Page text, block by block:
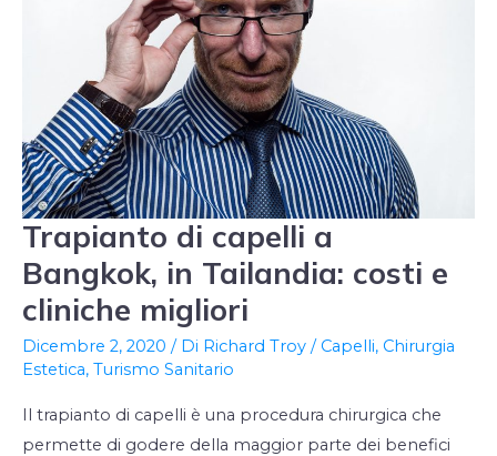
Trapianto di capelli a
Bangkok, in Tailandia: costi e
cliniche migliori
Dicembre 2, 2020 / Di Richard Troy / Capelli, Chirurgia
Estetica, Turismo Sanitario
Il trapianto di capelli è una procedura chirurgica che
permette di godere della maggior parte dei benefici
Trapianto
di
a
Bangkok,
in
Tailandia:
costi